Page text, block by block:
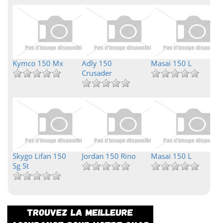
Kymco 150 Mx
Adly 150
Crusader
Masai 150 L
Skygo Lifan 150
Sg St
Jordan 150 Rino Masai 150 L